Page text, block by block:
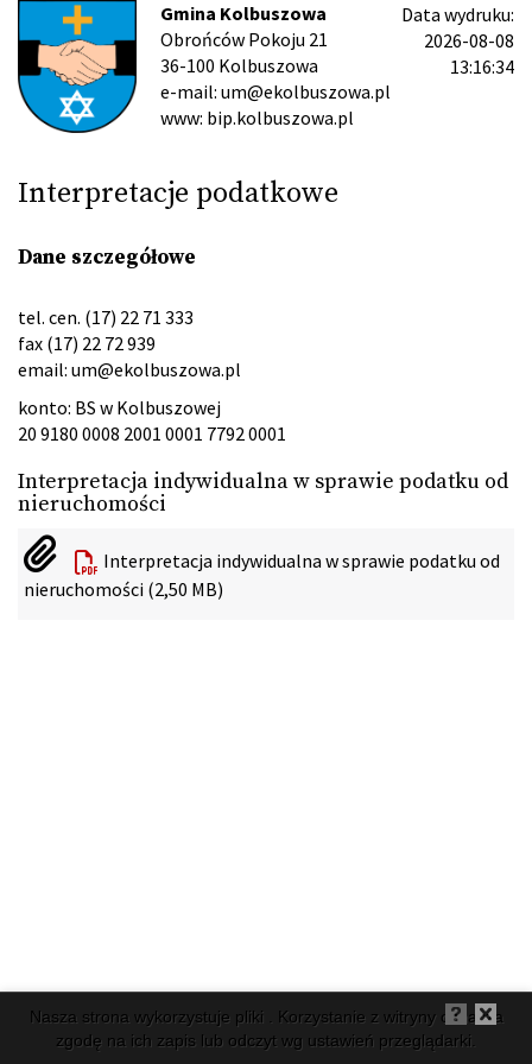
Gmina Kolbuszowa
Obrońców Pokoju 21
36-100 Kolbuszowa
e-mail: um@ekolbuszowa.pl
www: bip.kolbuszowa.pl
Data wydruku:
2026-08-08
13:16:34
Interpretacje podatkowe
Dane szczegółowe
tel. cen. (17) 22 71 333
fax (17) 22 72 939
email: um@ekolbuszowa.pl
konto: BS w Kolbuszowej
20 9180 0008 2001 0001 7792 0001
Interpretacja indywidualna w sprawie podatku od
nieruchomości
Interpretacja indywidualna w sprawie podatku od
nieruchomości (2,50 MB)
Nasza strona wykorzystuje pliki . Korzystanie z witryny oznacza
zgodę na ich zapis lub odczyt wg ustawień przeglądarki.